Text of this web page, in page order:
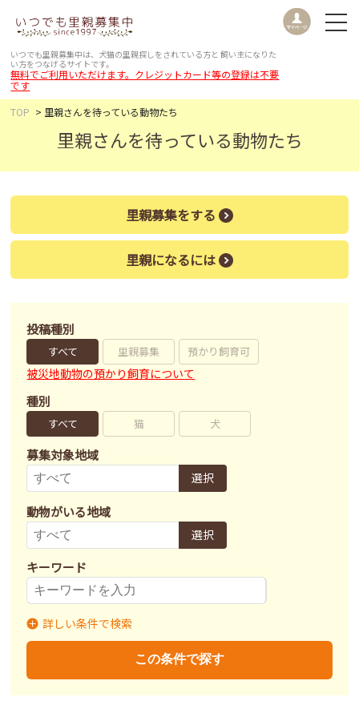
いつでも里親募集中は、犬猫の里親探しをされている方と 飼い主になりた
い方をつなげるサイトです。
無料でご利用いただけます。クレジットカード等の登録は不要
です
TOP
里親さんを待っている動物たち
里親さんを待っている動物たち
里親募集をする
里親になるには
投稿種別
すべて 里親募集 預かり飼育可
被災地動物の預かり飼育について
種別
すべて 猫 犬
募集対象地域
選択
動物がいる地域
選択
キーワード
募集状況
不妊去勢手術
詳しい条件で検索
この条件で探す